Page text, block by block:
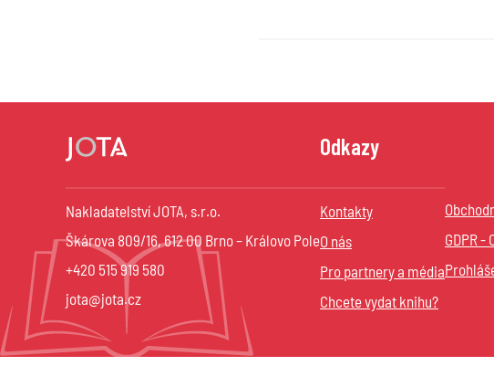
Nakladatelství JOTA, s.r.o.
Škárova 809/16, 612 00 Brno – Královo Pole
+420 515 919 580
jota@jota.cz
Odkazy
Kontakty
O nás
Pro partnery a média
Chcete vydat knihu?
GDPR -